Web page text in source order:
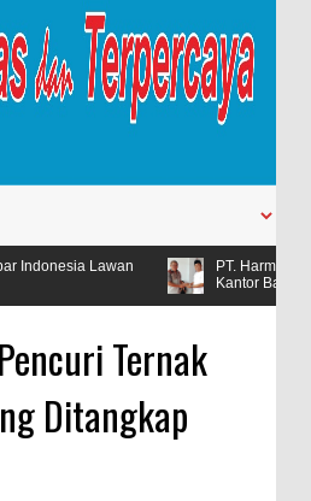
PT. Harmoni Dua Andromeda
Ternak
Ditangkap